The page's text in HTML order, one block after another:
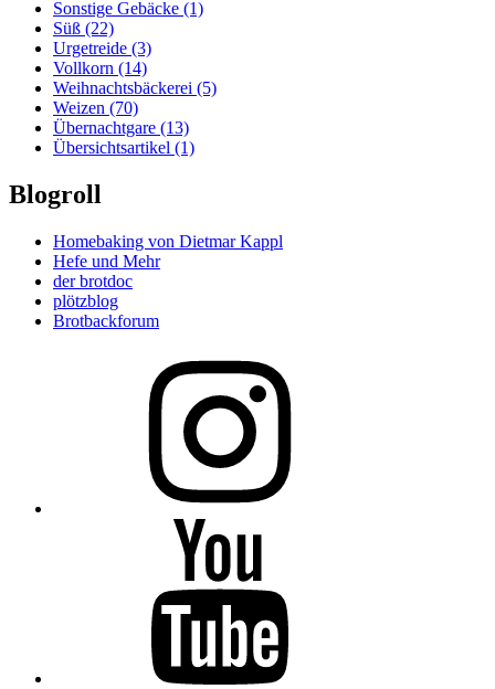
Sonstige Gebäcke (1)
Süß (22)
Urgetreide (3)
Vollkorn (14)
Weihnachtsbäckerei (5)
Weizen (70)
Übernachtgare (13)
Übersichtsartikel (1)
Blogroll
Homebaking von Dietmar Kappl
Hefe und Mehr
der brotdoc
plötzblog
Brotbackforum